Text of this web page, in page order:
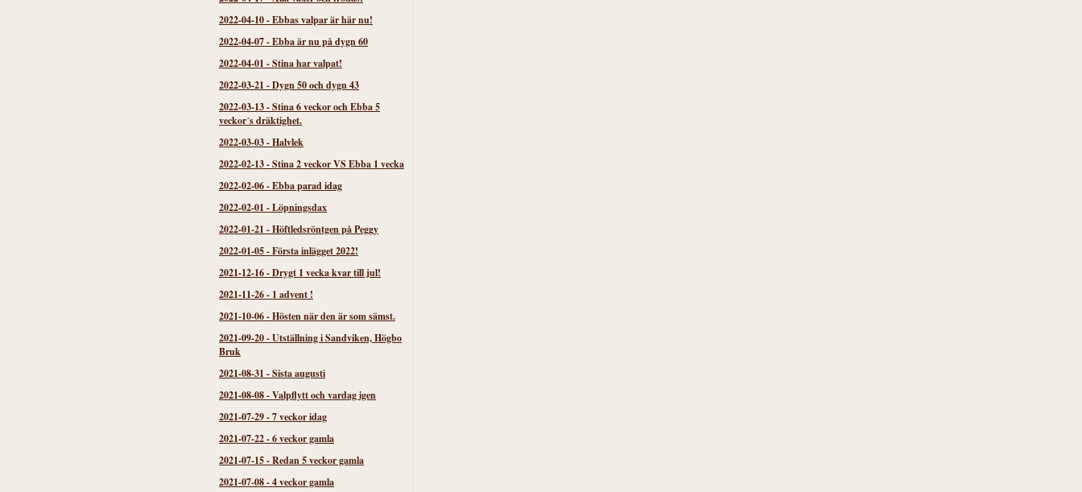
2022-04-10-Ebbas valpar är här nu!
2022-04-07-Ebba är nu på dygn 60
2022-04-01 -Stina har valpat!
2022-03-21 -Dygn 50 och dygn 43
2022-03-13-Stina 6 veckor och Ebba 5
veckor´s dräktighet.
2022-03-03-Halvlek
2022-02-13-Stina 2 veckor VS Ebba 1 vecka
2022-02-06-Ebba parad idag
2022-02-01 -Löpningsdax
2022-01-21 -Höftledsröntgen på Peggy
2022-01-05-Första inlägget 2022!
2021-12-16-Drygt 1 vecka kvar till jul!
2021-11-26- 1 advent !
2021-10-06-Hösten när den är som sämst.
2021-09-20-Utställning i Sandviken, Högbo
Bruk
2021-08-31 -Sista augusti
2021-08-08-Valpflytt och vardag igen
2021-07-29-7 veckor idag
2021-07-22-6 veckor gamla
2021-07-15-Redan 5 veckor gamla
2021-07-08-4 veckor gamla